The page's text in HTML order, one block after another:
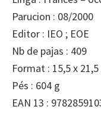
Parucion : 08/2000
Editor : IEO ; EOE
Nb de pajas : 409
Format : 15,5 x
Pés : 604 g
EAN 13 :